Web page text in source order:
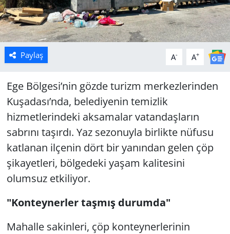
Paylaş A- A+
Ege Bölgesi’nin gözde turizm merkezlerinden
Kuşadası’nda, belediyenin temizlik
hizmetlerindeki aksamalar vatandaşların
sabrını taşırdı. Yaz sezonuyla birlikte nüfusu
katlanan ilçenin dört bir yanından gelen çöp
şikayetleri, bölgedeki yaşam kalitesini
olumsuz etkiliyor.
"Konteynerler taşmış durumda"
Mahalle sakinleri, çöp konteynerlerinin